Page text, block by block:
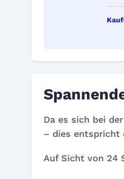
Da es sich bei der
– dies entspricht
Auf Sicht von 24